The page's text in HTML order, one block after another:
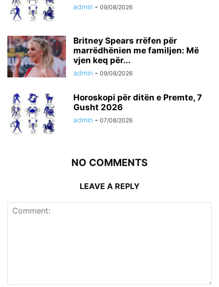
admin - 09/08/2026
Britney Spears rrëfen për
marrëdhënien me familjen: Më
vjen keq për...
admin - 09/08/2026
Horoskopi për ditën e Premte, 7
Gusht 2026
admin - 07/08/2026
NO COMMENTS
LEAVE A REPLY